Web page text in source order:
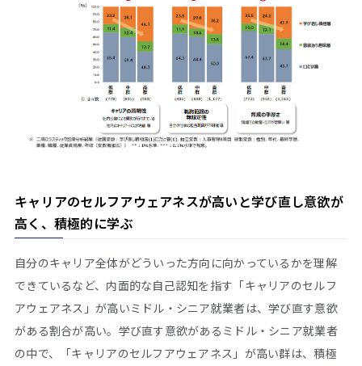
キャリアのセルフアウェアネスが高いと学び直し意欲が
高く、積極的に学ぶ
自分のキャリア全体がどういった方向に向かっているかを理解
できているなど、内面的な自己認知を指す「キャリアのセルフ
アウェアネス」が高いミドル・シニア就業者は、学び直す意欲
がある割合が高い。学び直す意欲があるミドル・シニア就業者
の中で、「キャリアのセルフアウェアネス」が高い群は、積極